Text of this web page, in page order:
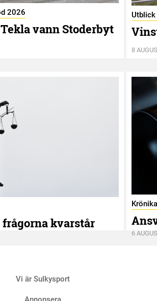
2026
vann Stoderbyt
Utblick
8
frågorna kvarstår
Krönika
6
Vi är Sulkysport